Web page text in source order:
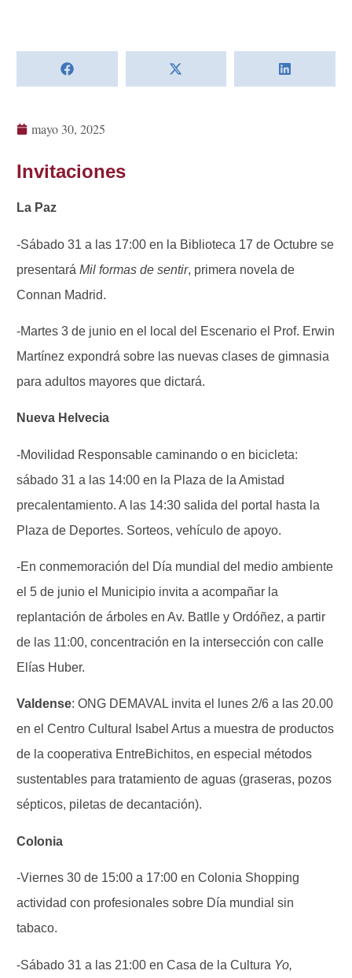
mayo 30, 2025
Invitaciones
La Paz
-Sábado 31 a las 17:00 en la Biblioteca 17 de Octubre se
presentará Mil formas de sentir, primera novela de
Connan Madrid.
-Martes 3 de junio en el local del Escenario el Prof. Erwin
Martínez expondrá sobre las nuevas clases de gimnasia
para adultos mayores que dictará.
Nueva Helvecia
-Movilidad Responsable caminando o en bicicleta:
sábado 31 a las 14:00 en la Plaza de la Amistad
precalentamiento. A las 14:30 salida del portal hasta la
Plaza de Deportes. Sorteos, vehículo de apoyo.
-En conmemoración del Día mundial del medio ambiente
el 5 de junio el Municipio invita a acompañar la
replantación de árboles en Av. Batlle y Ordóñez, a partir
de las 11:00, concentración en la intersección con calle
Elías Huber.
Valdense: ONG DEMAVAL invita el lunes 2/6 a las 20.00
en el Centro Cultural Isabel Artus a muestra de productos
de la cooperativa EntreBichitos, en especial métodos
sustentables para tratamiento de aguas (graseras, pozos
sépticos, piletas de decantación).
Colonia
-Viernes 30 de 15:00 a 17:00 en Colonia Shopping
actividad con profesionales sobre Día mundial sin
tabaco.
-Sábado 31 a las 21:00 en Casa de la Cultura Yo,